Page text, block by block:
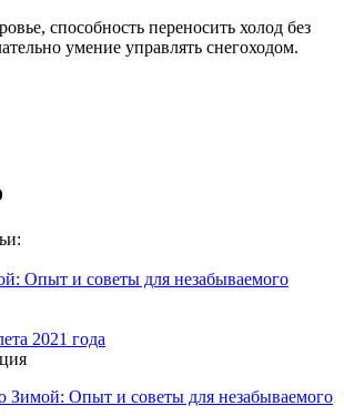
способность переносить холод без
умение управлять снегоходом.
Опыт и советы для незабываемого
2021 года
Зимой: Опыт и советы для незабываемого